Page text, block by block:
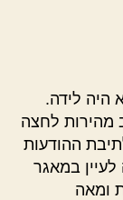
היה לידה.
מהירות לחצה
ההודעות
במאגר
ומאה